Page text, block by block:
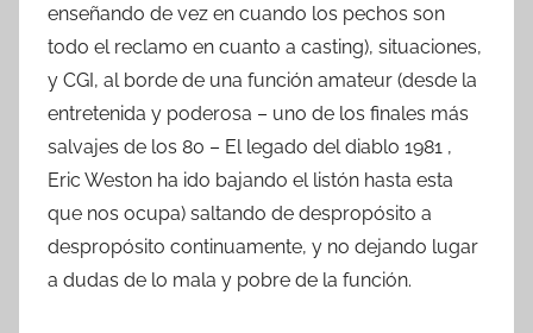
enseñando de vez en cuando los pechos son
todo el reclamo en cuanto a casting), situaciones,
y CGI, al borde de una función amateur (desde la
entretenida y poderosa – uno de los finales más
salvajes de los 80 – El legado del diablo 1981 ,
Eric Weston ha ido bajando el listón hasta esta
que nos ocupa) saltando de despropósito a
despropósito continuamente, y no dejando lugar
a dudas de lo mala y pobre de la función.